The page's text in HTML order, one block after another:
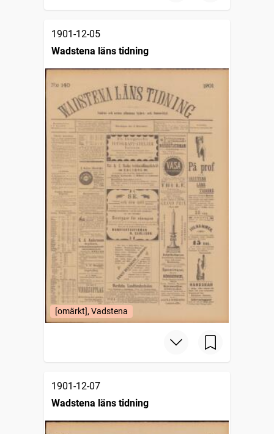
1901-12-05
Wadstena läns tidning
[omärkt], Vadstena
1901-12-07
Wadstena läns tidning